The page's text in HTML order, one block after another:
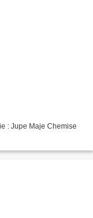
: Jupe Maje Chemise